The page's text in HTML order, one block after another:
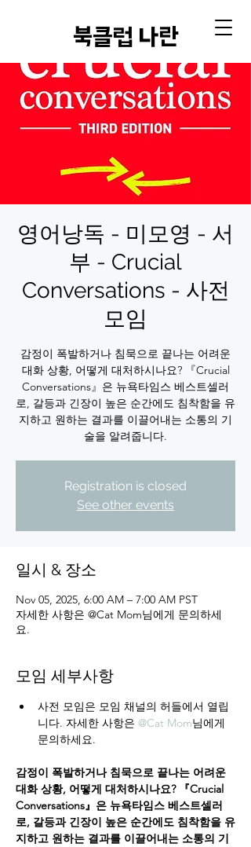
​북클럽 나란
영어낭독 - 미모영 - 서
부 - Crucial
Conversations - 사전
모임
감정이 폭발하거나 침묵으로 끝나는 어려운
대화 상황, 어떻게 대처하시나요? 『Crucial
Conversations』은 뉴욕타임스 베스트셀러
로, 갈등과 긴장이 높은 순간에도 침착함을 유
지하고 원하는 결과를 이끌어내는 소통의 기
Registration is closed
See other events
일시 & 장소
Nov 05, 2025, 6:00 AM – 7:00 AM PST
자세한 사항은 @Cat Mom님에게 문의하세
요.
모임 세부사항
사전 모임은 모임 채널의 허들에서 열립
니다. 자세한 사항은 @Cat Mom님에게
문의하세요.
감정이 폭발하거나 침묵으로 끝나는 어려운
대화 상황, 어떻게 대처하시나요? 『Crucial
Conversations』은 뉴욕타임스 베스트셀러
로, 갈등과 긴장이 높은 순간에도 침착함을 유
지하고 원하는 결과를 이끌어내는 소통의 기